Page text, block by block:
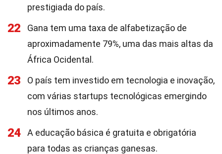
prestigiada do país.
22
Gana tem uma taxa de alfabetização de
aproximadamente 79%, uma das mais altas da
África Ocidental.
23
O país tem investido em tecnologia e inovação,
com várias startups tecnológicas emergindo
nos últimos anos.
24
A educação básica é gratuita e obrigatória
para todas as crianças ganesas.